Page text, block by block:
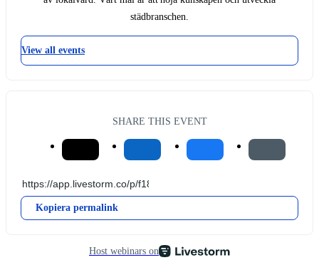
städbranschen.
View all events
SHARE THIS EVENT
Kopiera permalink
Host webinars on